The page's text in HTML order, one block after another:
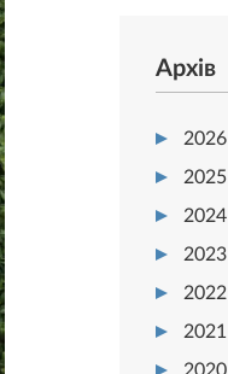
Архів
2026
2025
2024
2023
2022
2021